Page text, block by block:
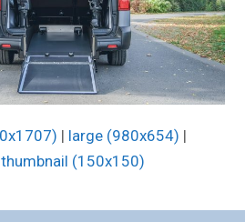
| large (980x654) |
thumbnail (150x150)